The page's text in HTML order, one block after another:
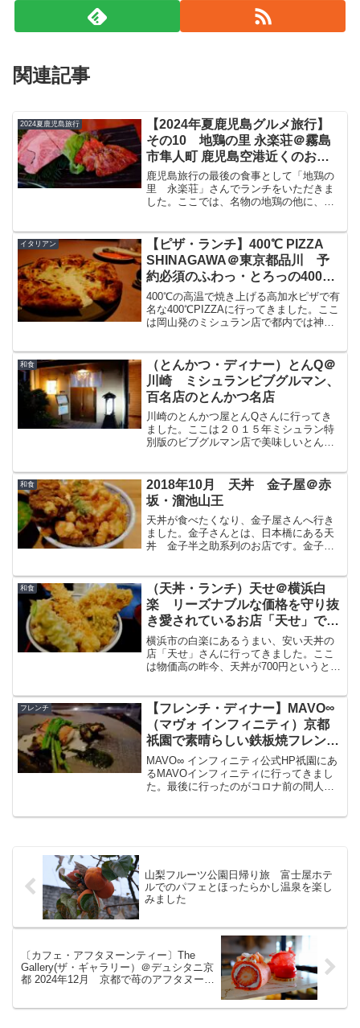
関連記事
2024夏鹿児島旅行
【2024年夏鹿児島グルメ旅行】
その10 地鶏の里 永楽荘＠霧島
市隼人町 鹿児島空港近くのお肉
の名店
鹿児島旅行の最後の食事として「地鶏の
里 永楽荘」さんでランチをいただきま
した。ここでは、名物の地鶏の他に、鹿
ンチをブログで紹介したいと思います。
地鶏の里 永楽荘霧島市や隼...
イタリアン
【ピザ・ランチ】400℃ PIZZA
SHINAGAWA＠東京都品川 予
約必須のふわっ・とろっの400℃
の高温で焼き上げる高加水ピザ
400℃の高温で焼き上げる高加水ピザで有
名な400℃PIZZAに行ってきました。ここ
は岡山発のミシュラン店で都内では神楽
ほぼ予約が取れない超予約困難店、品川
店も現...
和食
（とんかつ・ディナー）とんQ＠
川崎 ミシュランビブグルマン、
百名店のとんかつ名店
川崎のとんかつ屋とんQさんに行ってき
ました。ここは２０１５年ミシュラン特
別版のビブグルマン店で美味しいとんか
ィナーの場所・アクセス、混雑、メニュ
ー、料理をぶろぐで紹介し...
和食
2018年10月 天丼 金子屋＠赤
坂・溜池山王
天丼が食べたくなり、金子屋さんへ行き
ました。金子さんとは、日本橋にある天
丼 金子半之助系列のお店です。金子半
に行ってきました。夜の東京駅夜の東京
駅は綺麗ですね。ここから...
和食
（天丼・ランチ）天せ＠横浜白
楽 リーズナブルな価格を守り抜
き愛されているお店「天せ」で上
天丼をいただく
横浜市の白楽にあるうまい、安い天丼の
店「天せ」さんに行ってきました。ここ
は物価高の昨今、天丼が700円というとて
についてブログで紹介したいと思いま
す。天せ＠白楽「天せ」...
フレンチ
【フレンチ・ディナー】MAVO∞
（マヴォ インフィニティ）京都
祇園で素晴らしい鉄板焼フレンチ
ディナー
MAVO∞ インフィニティ公式HP祇園にあ
るMAVOインフィニティに行ってきまし
た。最後に行ったのがコロナ前の間人ガ
山梨フルーツ公園日帰り旅 富士屋ホテ
ルでのパフェとほったらかし温泉を楽し
みました
〔カフェ・アフタヌーンティー〕The
Gallery(ザ・ギャラリー）＠デュシタニ京
都 2024年12月 京都で苺のアフタヌーン